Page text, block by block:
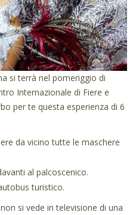
si terrà nel pomeriggio di
Internazionale di Fiere e
per te questa esperienza di 6
da vicino tutte le maschere
al palcoscenico.
turistico.
si vede in televisione di una